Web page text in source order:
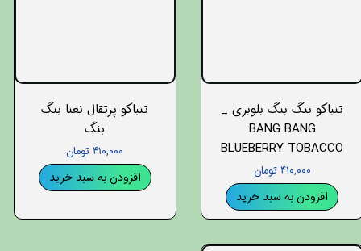
تنباکو بنگ بنگ بلوبری _
BANG BANG
BLUEBERRY TOBACCO
۴۱۰,۰۰۰ تومان
افزودن به سبد خرید
تنباکو پرتقال نعنا بنگ
بنگ
۴۱۰,۰۰۰ تومان
افزودن به سبد خرید